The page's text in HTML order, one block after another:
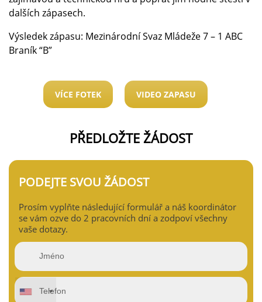
dalších zápasech.
Výsledek zápasu: Mezinárodní Svaz Mládeže 7 – 1 ABC
Braník “B”
VÍCE FOTEK VIDEO ZAPASU
PŘEDLOŽTE ŽÁDOST
PODEJTE SVOU ŽÁDOST
Prosím vyplňte následující formulář a náš koordinátor
se vám ozve do 2 pracovních dní a zodpoví všechny
vaše dotazy.